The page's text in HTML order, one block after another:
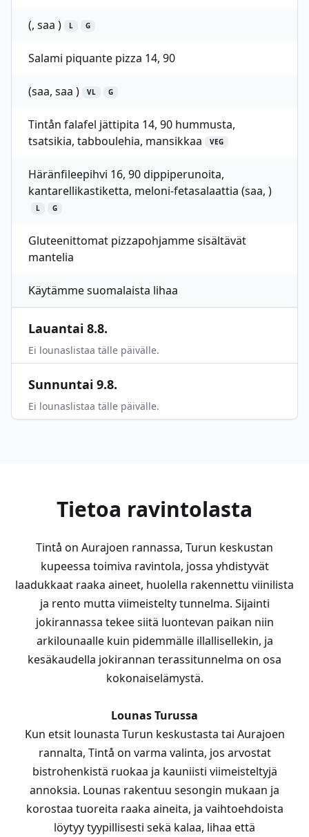
(, saa ) L G
Salami piquante pizza 14, 90
(saa, saa ) VL G
Tintån falafel jättipita 14, 90 hummusta,
tsatsikia, tabboulehia, mansikkaa
VEG
Häränfileepihvi 16, 90 dippiperunoita,
kantarellikastiketta, meloni-fetasalaattia (saa, )
L G
Gluteenittomat pizzapohjamme sisältävät
mantelia
Käytämme suomalaista lihaa
Lauantai 8.8.
Ei lounaslistaa tälle päivälle.
Sunnuntai 9.8.
Ei lounaslistaa tälle päivälle.
Tietoa ravintolasta
Tintå on Aurajoen rannassa, Turun keskustan
kupeessa toimiva ravintola, jossa yhdistyvät
laadukkaat raaka aineet, huolella rakennettu viinilista
ja rento mutta viimeistelty tunnelma. Sijainti
jokirannassa tekee siitä luontevan paikan niin
arkilounaalle kuin pidemmälle illallisellekin, ja
kesäkaudella jokirannan terassitunnelma on osa
kokonaiselämystä.
Lounas Turussa
Kun etsit lounasta Turun keskustasta tai Aurajoen
rannalta, Tintå on varma valinta, jos arvostat
bistrohenkistä ruokaa ja kauniisti viimeisteltyjä
annoksia. Lounas rakentuu sesongin mukaan ja
korostaa tuoreita raaka aineita, ja vaihtoehdoista
löytyy tyypillisesti sekä kalaa, lihaa että